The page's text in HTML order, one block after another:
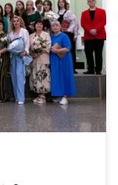
выпускной
Е.Ф. Светланова.